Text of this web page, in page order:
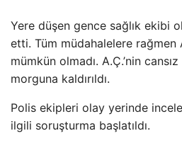
Yere düşen gence sağlık ekibi
etti. Tüm müdahalelere rağmen
mümkün olmadı. A.Ç.’nin
morguna kaldırıldı.
Polis ekipleri olay yerinde
ilgili soruşturma başlatıldı.